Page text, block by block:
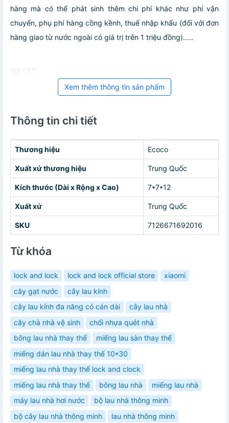
hàng mà có thể phát sinh thêm chi phí khác như phí vận
chuyển, phụ phí hàng cồng kềnh, thuế nhập khẩu (đối với đơn
hàng giao từ nước ngoài có giá trị trên 1 triệu đồng).....
Giá LET
Xem thêm thông tin sản phẩm
Thông tin chi tiết
Thương hiệu Ecoco
Xuất xứ thương hiệu Trung Quốc
Kích thước (Dài x Rộng x Cao) 7*7*12
Xuất xứ Trung Quốc
SKU 7126671692016
Từ khóa
lock and lock lock and lock official store
xiaomi
cây gạt nước
cây lau kính
cây lau kính đa năng có cán dài
cây lau nhà
cây chà nhà vệ sinh
chổi nhựa quét nhà
bông lau nhà thay thế
miếng lau sàn thay thế
miếng dán lau nhà thay thế 10*30
miếng lau nhà thay thế lock and clock
miếng lau nhà thay thế
bông lau nhà
miếng lau nhà
máy lau nhà hơi nước
bộ lau nhà thông minh
bộ cây lau nhà thông minh
lau nhà thông minh